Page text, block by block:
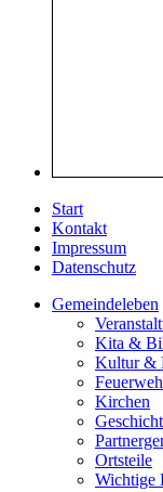
Start
Kontakt
Impressum
Datenschutz
Gemeindeleben
Kita &
Kultur &
Kirchen
Ortsteile
Wichtige